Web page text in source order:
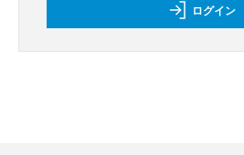
ログイン